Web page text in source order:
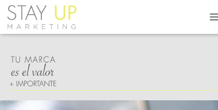
A
M